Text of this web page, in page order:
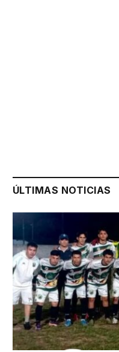
ÚLTIMAS NOTICIAS